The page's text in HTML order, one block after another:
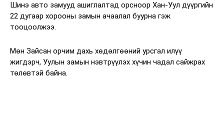
Шинэ авто замууд ашиглалтад орсноор Хан-Уул дүүргийн
22 дугаар хорооны замын ачаалал буурна гэж
тооцоолжээ.
Мөн Зайсан орчим дахь хөдөлгөөний урсгал илүү
жигдэрч, Уулын замын нэвтрүүлэх хүчин чадал сайжрах
төлөвтэй байна.